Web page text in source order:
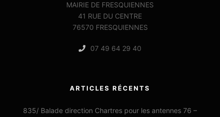
MAIRIE DE FRESQUIENNES
41 RUE DU CENTRE
76570 FRESQUIENNES
07 49 64 29 40
ARTICLES RÉCENTS
835/ Balade direction Chartres pour les antennes 76 –